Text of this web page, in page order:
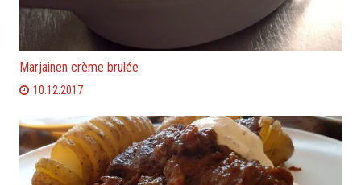
Marjainen crème brulée
10.12.2017